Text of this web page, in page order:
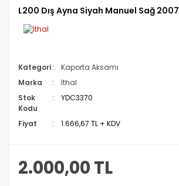
L200 Dış Ayna Siyah Manuel Sağ
Kategori
Kaporta Aksamı
Marka
İthal
Stok
Kodu
YDC3370
Fiyat 1.666,67 TL + KDV
2.000,00 TL